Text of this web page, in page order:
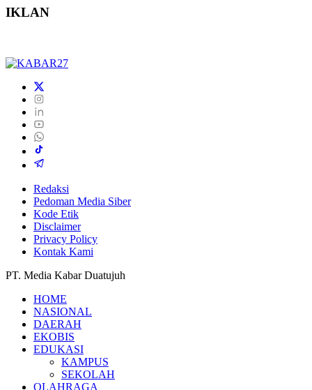
IKLAN
Redaksi
Pedoman Media Siber
Kode Etik
Disclaimer
Privacy Policy
Kontak Kami
PT. Media Kabar Duatujuh
HOME
NASIONAL
DAERAH
EKOBIS
EDUKASI
KAMPUS
SEKOLAH
OLAHRAGA